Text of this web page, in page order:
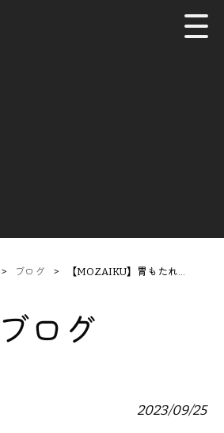
> ブログ > 【MOZAIKU】胃もたれ…
ブログ
2023/09/25